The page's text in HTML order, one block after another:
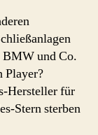
BMW und Co.
Player?
Hersteller für
Stern sterben